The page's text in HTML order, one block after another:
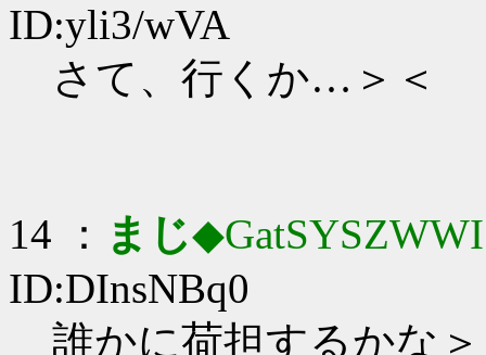
ID:yli3/wVA
さて、行くか…＞＜
14 ： まじ◆GatSYSZWWI
ID:DInsNBq0
誰かに荷担するかな